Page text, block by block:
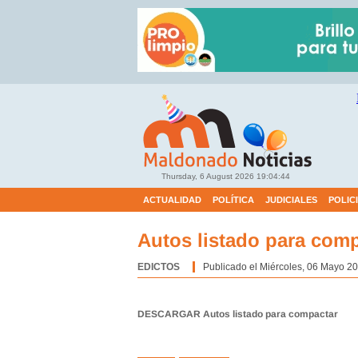
Thursday, 6 August 2026 19:04:45
ACTUALIDAD POLÍTICA JUDICIALES
Autos listado para
EDICTOS Publicado el Miércoles, 06 Mayo
DESCARGAR Autos listado para compactar